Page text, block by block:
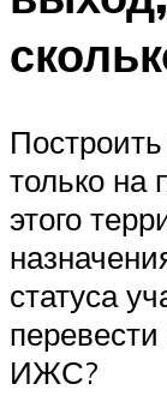
только на
этого
статуса
ИЖС?